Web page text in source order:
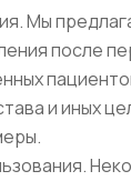
Мы
после
и иных